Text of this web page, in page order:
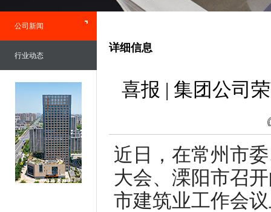
公司新闻
行业动态
详细信息
喜报 | 集团公司
近日，在常州市
大会、溧阳市召
市建筑业工作会